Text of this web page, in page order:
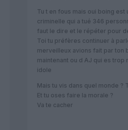
Tu t en fous mais oui boing est
criminelle qui a tué 346
faut le dire et le répéter pour
Toi tu préfères continuer à
merveilleux avions fait par ton
maintenant ou d AJ qui es trop
idole
Mais tu vis dans quel monde ?
Et tu oses faire la morale ?
Va te cacher